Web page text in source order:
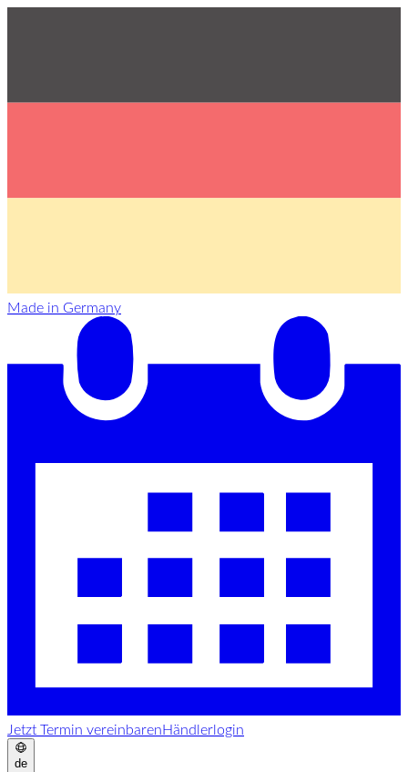
Made in Germany
Jetzt Termin vereinbarenHändlerlogin
de